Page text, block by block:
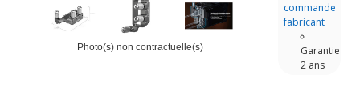
Photo(s) non contractuelle(s)
commande
fabricant
Garantie
2 ans